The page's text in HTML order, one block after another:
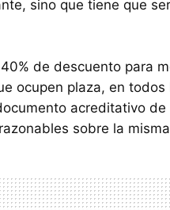
sino que tiene que
40% de descuento para
ocupen plaza, en todos
acreditativo
sobre la